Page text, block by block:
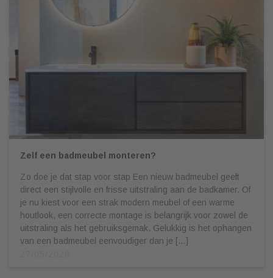
Zelf een badmeubel monteren?
Zo doe je dat stap voor stap Een nieuw badmeubel geeft
direct een stijlvolle en frisse uitstraling aan de badkamer. Of
je nu kiest voor een strak modern meubel of een warme
houtlook, een correcte montage is belangrijk voor zowel de
uitstraling als het gebruiksgemak. Gelukkig is het ophangen
van een badmeubel eenvoudiger dan je […]